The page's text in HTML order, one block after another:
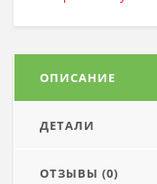
ОПИСАНИЕ
ДЕТАЛИ
ОТЗЫВЫ (0)